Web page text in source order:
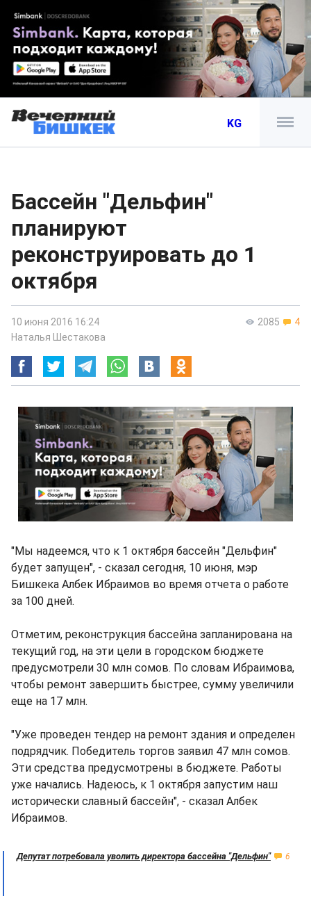
KG
Бассейн "Дельфин"
планируют
реконструировать до 1
октября
2085 4
10 июня 2016 16:24
Наталья Шестакова
"Мы надеемся, что к 1 октября бассейн "Дельфин"
будет запущен", - сказал сегодня, 10 июня, мэр
Бишкека Албек Ибраимов во время отчета о работе
за 100 дней.
Отметим, реконструкция бассейна запланирована на
текущий год, на эти цели в городском бюджете
предусмотрели 30 млн сомов. По словам Ибраимова,
чтобы ремонт завершить быстрее, сумму увеличили
еще на 17 млн.
"Уже проведен тендер на ремонт здания и определен
подрядчик. Победитель торгов заявил 47 млн сомов.
Эти средства предусмотрены в бюджете. Работы
уже начались. Надеюсь, к 1 октября запустим наш
исторически славный бассейн", - сказал Албек
Ибраимов.
Депутат потребовала уволить директора бассейна "Дельфин" 6